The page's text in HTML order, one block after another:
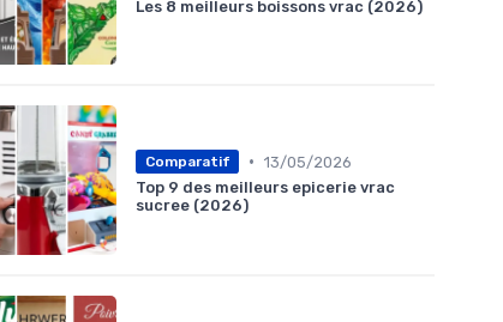
Les 8 meilleurs boissons vrac (2026)
Comparatif • 13/05/2026
Top 9 des meilleurs epicerie vrac
sucree (2026)